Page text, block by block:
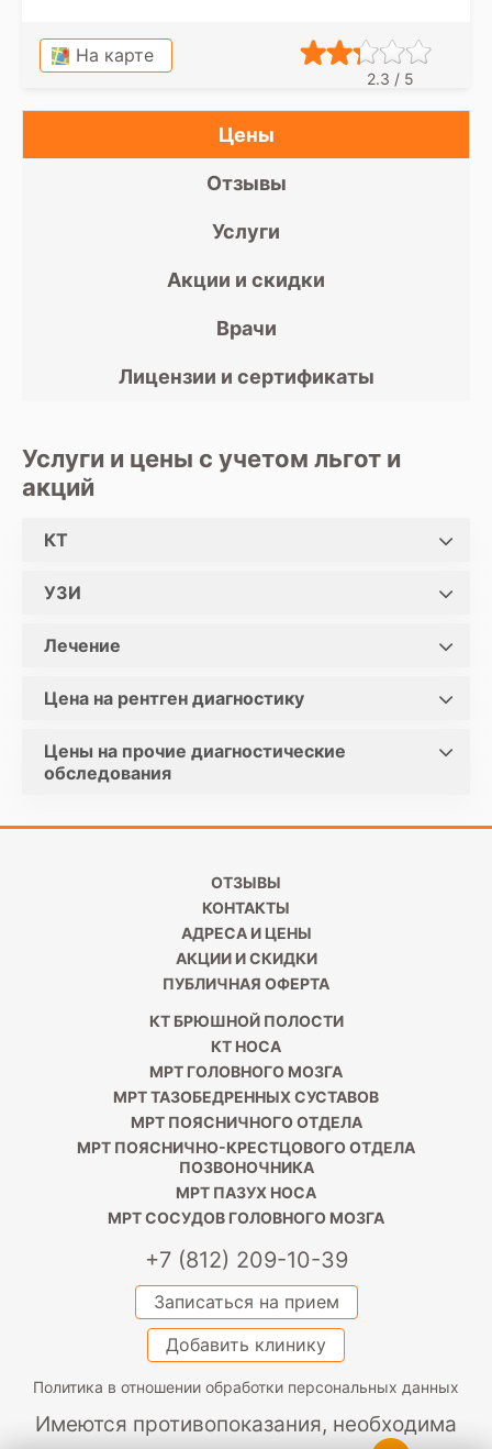
На карте
2.3 / 5
Цены
Отзывы
Услуги
Акции и скидки
Врачи
Лицензии и сертификаты
Услуги и цены с учетом льгот и
акций
КТ
УЗИ
Лечение
Цена на рентген диагностику
Цены на прочие диагностические
обследования
ОТЗЫВЫ
КОНТАКТЫ
АДРЕСА И ЦЕНЫ
АКЦИИ И СКИДКИ
ПУБЛИЧНАЯ ОФЕРТА
КТ БРЮШНОЙ ПОЛОСТИ
КТ НОСА
МРТ ГОЛОВНОГО МОЗГА
МРТ ТАЗОБЕДРЕННЫХ СУСТАВОВ
МРТ ПОЯСНИЧНОГО ОТДЕЛА
МРТ ПОЯСНИЧНО-КРЕСТЦОВОГО ОТДЕЛА
ПОЗВОНОЧНИКА
МРТ ПАЗУХ НОСА
МРТ СОСУДОВ ГОЛОВНОГО МОЗГА
+7 (812) 209-10-39
Записаться на прием
Добавить клинику
Политика в отношении обработки персональных данных
Имеются противопоказания, необходима